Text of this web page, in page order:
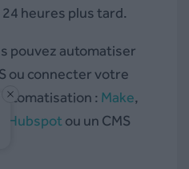
24 heures plus tard.
pouvez automatiser
ou connecter votre
: Make,
Hubspot ou un CMS